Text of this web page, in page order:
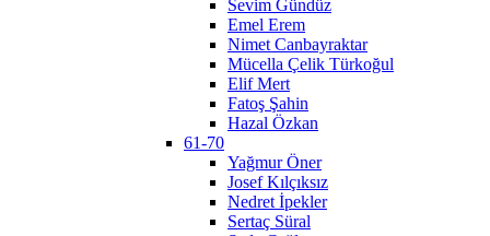
Sevim Gündüz
Emel Erem
Nimet Canbayraktar
Mücella Çelik Türkoğul
Elif Mert
Fatoş Şahin
Hazal Özkan
61-70
Yağmur Öner
Josef Kılçıksız
Nedret İpekler
Sertaç Süral